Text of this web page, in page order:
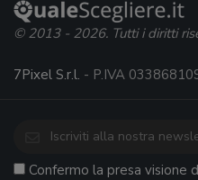
© 2013 - 2026. Tutti i diritti
7Pixel S.r.l. - P.IVA
Confermo la presa visione